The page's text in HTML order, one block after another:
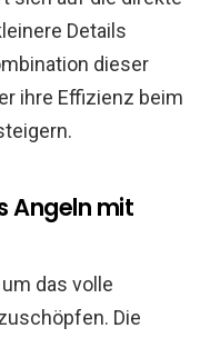
Details
dieser
ihre Effizienz beim
Angeln mit
das volle
Die